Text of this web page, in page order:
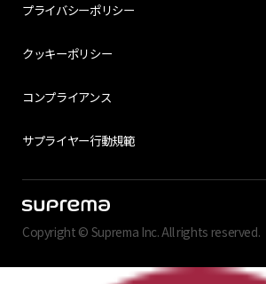
プライバシーポリシー
クッキーポリシー
コンプライアンス
サプライヤー行動規範
Copyright © Suprema Inc. All rights reserved.